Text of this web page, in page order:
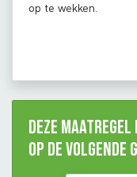
op te wekken.
Deze
op de volgende